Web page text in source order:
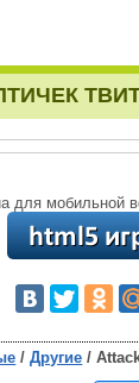
для мобильной
/Другие /